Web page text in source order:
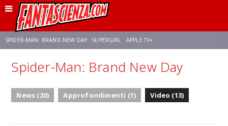
SPIDER-MAN: BRAND NEW DAY SUPERGIRL APPLE TV+
FRANCO RICCIARDIELLO ZENDAYA STAR TREK AVENGERS: DOOMSDAY
Spider-Man: Brand New Day
News (20) Approfondimenti (1) Video (13)